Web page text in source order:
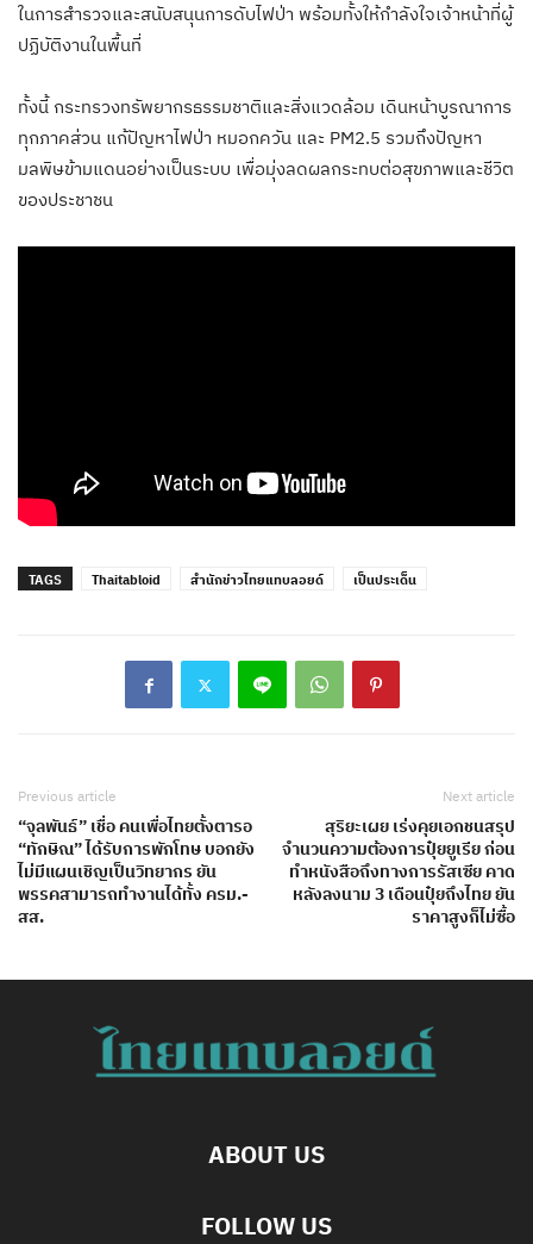
ในการสำรวจและสนับสนุนการดับไฟป่า พร้อมทั้งให้กำลังใจเจ้าหน้าที่ผู้
ปฏิบัติงานในพื้นที่
ทั้งนี้ กระทรวงทรัพยากรธรรมชาติและสิ่งแวดล้อม เดินหน้าบูรณาการ
ทุกภาคส่วน แก้ปัญหาไฟป่า หมอกควัน และ PM2.5 รวมถึงปัญหา
มลพิษข้ามแดนอย่างเป็นระบบ เพื่อมุ่งลดผลกระทบต่อสุขภาพและชีวิต
ของประชาชน
TAGS Thaitabloid สำนักข่าวไทยแทบลอยด์ เป็นประเด็น
Previous article
“จุลพันธ์” เชื่อ คนเพื่อไทยตั้งตารอ
“ทักษิณ” ได้รับการพักโทษ บอกยัง
ไม่มีแผนเชิญเป็นวิทยากร ยัน
พรรคสามารถทำงานได้ทั้ง ครม.-
สส.
Next article
สุริยะเผย เร่งคุยเอกชนสรุป
จำนวนความต้องการปุ๋ยยูเรีย​ ก่อน
ทำหนังสือถึงทางการรัสเซีย คาด
หลังลงนาม​ 3 เดือน​ปุ๋ยถึงไทย​ ยัน​
ราคาสูงก็ไม่ซื้อ
ABOUT US
FOLLOW US